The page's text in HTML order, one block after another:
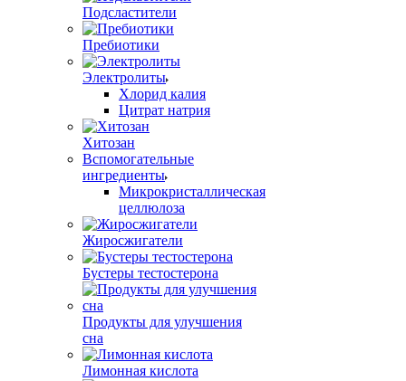
Подсластители
Пребиотики
Электролиты
Хлорид калия
Цитрат натрия
Хитозан
Вспомогательные
ингредиенты
Микрокристаллическая
целлюлоза
Жиросжигатели
Бустеры тестостерона
Продукты для улучшения
сна
Лимонная кислота